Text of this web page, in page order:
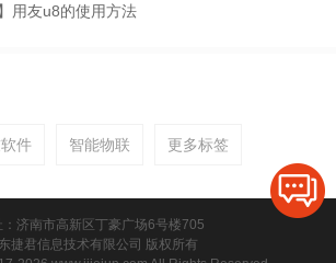
用友u8的使用方法
件 智能物联 更多标签
：济南市高新区丁豪广场6号楼705
捷君信息技术有限公司 版权所有